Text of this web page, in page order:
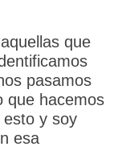
que
pasamos
que hacemos
esto y soy
esa